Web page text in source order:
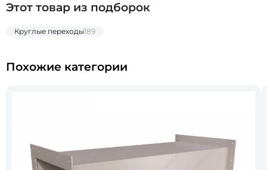
Этот товар из подборок
Круглые переходы189
Похожие категории